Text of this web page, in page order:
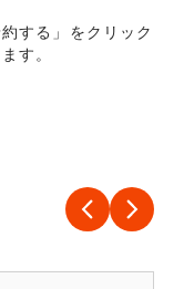
する」をクリック
す。